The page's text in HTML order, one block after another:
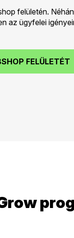
felületén.
az ügyfelei
FELÜLETÉT